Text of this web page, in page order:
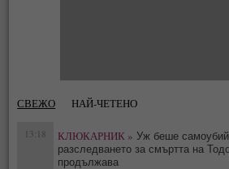
СВЕЖО НАЙ-ЧЕТЕНО
13:18 КЛЮКАРНИК » Уж беше
разследването за смъртта на
продължава